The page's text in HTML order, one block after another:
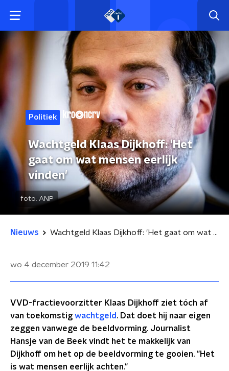
Politiek
Wachtgeld Klaas Dijkhoff: 'Het
gaat om wat mensen eerlijk
vinden'
foto: ANP
Nieuws Wachtgeld Klaas Dijkhoff: 'Het gaat om wat mensen eerlijk vinden'
wo 4 december 2019 11:42
VVD-fractievoorzitter Klaas Dijkhoff ziet tóch af
van toekomstigwachtgeld. Dat doet hij naar eigen
zeggen vanwege de beeldvorming. Journalist
Hansje van de Beek vindt het te makkelijk van
Dijkhoff om het op de beeldvorming te gooien. "Het
is wat mensen eerlijk achten."